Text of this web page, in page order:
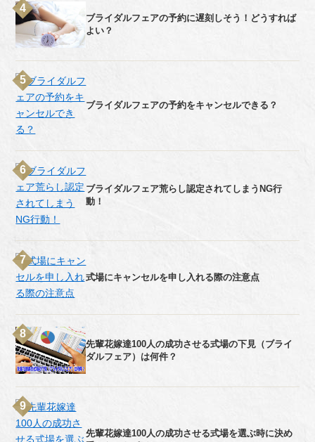
ブライダルフェアの予約に遅刻しそう！どうすれば
よい？
ブライダルフェアの予約をキャンセルできる？
ブライダルフェア荒らし認定されてしまうNG行
動！
式場にキャンセルを申し入れる際の注意点
先輩花嫁達100人の成功させる式場の下見（ブライ
ダルフェア）は何件？
先輩花嫁達100人の成功させる式場を選ぶ時に決め